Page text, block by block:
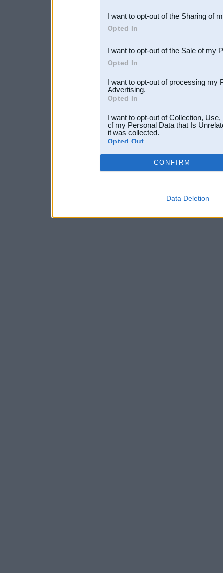
Downstream Participants
third parties.
I want to opt-out of the Sharing of
Opted In
I want to opt-out of the Sale of my
Opted In
I want to opt-out of processing my
Advertising.
Opted In
I want to opt-out of Collection,
of my Personal Data that Is
it was collected.
Opted Out
CONFIRM
Data Deletion